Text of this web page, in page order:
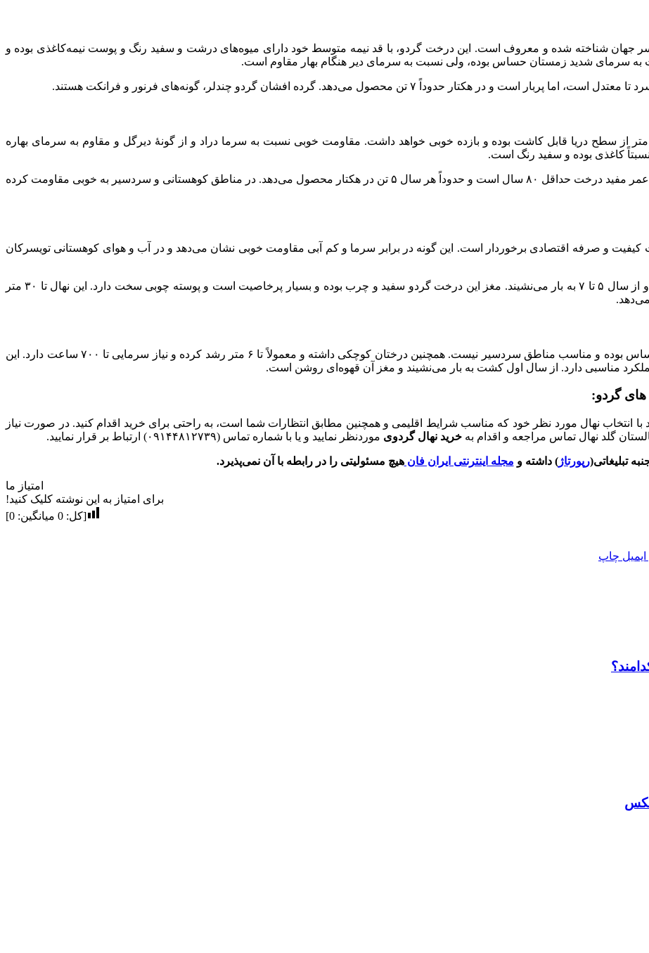
جهان شناخته شده و معروف است. این درخت گردو، با قد نیمه متوسط خود دارای میوه‌های درشت و سفید رنگ و پوست نیمه‌کاغذی بوده و
۷ تن محصول می‌دهد. گرده افشان گردو چندلر، گونه‌های فرنور و فرانکت هستند.
بومی فرانسه است و تا ارتفاع ۱۵۰۰ تا ۲۴۰۰ متر از سطح دریا قابل کاشت بوده و بازده خوبی خواهد داشت. مقاومت خوبی نسبت به سرما دراد و از گونۀ دیرگل و مقاوم به سرمای بهاره
نسبتاً کاغذی بوده و سفید رنگ است.
گرده افشان نهال گردوی فرنور، گونه‌های فرانکت یا لارا هستند. عمر مفید درخت حداقل ۸۰ سال است و حدوداً هر سال ۵ تن در هکتار محصول می‌دهد. در مناطق کوهستانی و سردسیر به خوبی مقاومت کرده
کیفیت و صرفه اقتصادی برخوردار است. این گونه در برابر سرما و کم آبی مقاومت خوبی نشان می‌دهد و در آب و هوای کوهستانی تویسرکان
این درخت گردو، در برابر سرمای زمستانه و بهاره مقاوم است و از سال ۵ تا ۷ به بار می‌نشیند. مغز این درخت گردو سفید و چرب بوده و بسیار پرخاصیت است و پوسته چوبی سخت دارد. این نهال تا ۳۰ متر
؛ به سرمای بهاره و سرمای سخت زمستان حساس بوده و مناسب مناطق سردسیر نیست. همچنین درختان کوچکی داشته و معمولاً تا ۶ متر رشد کرده و نیاز سرمایی تا ۷۰۰ ساعت دارد. این
های گردو:
با انتخاب نهال مورد نظر خود که مناسب شرایط اقلیمی و همچنین مطابق انتظارات شما است، به راحتی برای خرید اقدام کنید. در صورت نیاز
گلد نهال تماس مراجعه و اقدام به خرید نهال گردوی موردنظر نمایید و یا با شماره تماس (۰۹۱۴۴۸۱۲۷۳۹) ارتباط بر قرار نمایید.
تبلیغاتی(رپورتاژ) داشته و مجله اینترنتی ایران فانهیچ مسئولیتی را در رابطه با آن نمی‌پذیرد.
امتیاز ما
برای امتیاز به این نوشته کلیک کنید!
[کل: 0 میانگین: 0
]
چاپ